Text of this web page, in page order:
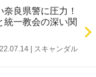
良県警に圧力！
統一教会の深い関
| スキャンダル